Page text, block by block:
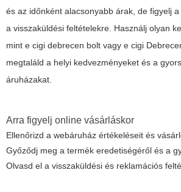
és az időnként alacsonyabb árak, de figyelj
a visszaküldési feltételekre. Használj olyan
mint e cigi debrecen bolt vagy e cigi
megtaláld a helyi kedvezményeket és a
áruházakat.
Arra figyelj online vásárláskor
Ellenőrizd a webáruház értékeléseit és
Győződj meg a termék eredetiségéről és a
Olvasd el a visszaküldési és reklamációs